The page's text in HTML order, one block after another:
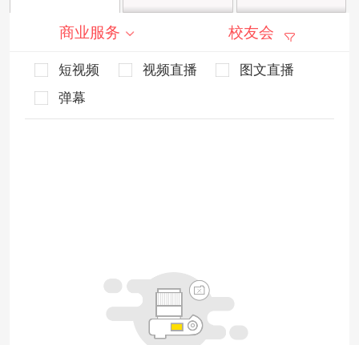
商业服务 校友会
短视频 视频直播
图文直播
弹幕